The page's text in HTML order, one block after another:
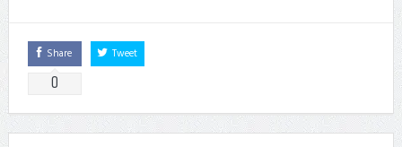
Share
0
Tweet